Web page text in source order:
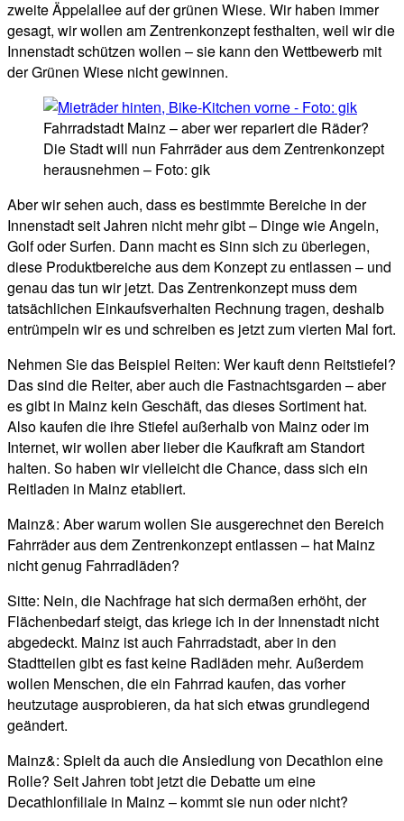
zweite Äppelallee auf der grünen Wiese. Wir haben immer
gesagt, wir wollen am Zentrenkonzept festhalten, weil wir die
Innenstadt schützen wollen – sie kann den Wettbewerb mit
der Grünen Wiese nicht gewinnen.
Fahrradstadt Mainz – aber wer repariert die Räder?
Die Stadt will nun Fahrräder aus dem Zentrenkonzept
herausnehmen – Foto: gik
Aber wir sehen auch, dass es bestimmte Bereiche in der
Innenstadt seit Jahren nicht mehr gibt – Dinge wie Angeln,
Golf oder Surfen. Dann macht es Sinn sich zu überlegen,
diese Produktbereiche aus dem Konzept zu entlassen – und
genau das tun wir jetzt. Das Zentrenkonzept muss dem
tatsächlichen Einkaufsverhalten Rechnung tragen, deshalb
entrümpeln wir es und schreiben es jetzt zum vierten Mal fort.
Nehmen Sie das Beispiel Reiten: Wer kauft denn Reitstiefel?
Das sind die Reiter, aber auch die Fastnachtsgarden – aber
es gibt in Mainz kein Geschäft, das dieses Sortiment hat.
Also kaufen die ihre Stiefel außerhalb von Mainz oder im
Internet, wir wollen aber lieber die Kaufkraft am Standort
halten. So haben wir vielleicht die Chance, dass sich ein
Reitladen in Mainz etabliert.
Mainz&: Aber warum wollen Sie ausgerechnet den Bereich
Fahrräder aus dem Zentrenkonzept entlassen – hat Mainz
nicht genug Fahrradläden?
Sitte: Nein, die Nachfrage hat sich dermaßen erhöht, der
Flächenbedarf steigt, das kriege ich in der Innenstadt nicht
abgedeckt. Mainz ist auch Fahrradstadt, aber in den
Stadtteilen gibt es fast keine Radläden mehr. Außerdem
wollen Menschen, die ein Fahrrad kaufen, das vorher
heutzutage ausprobieren, da hat sich etwas grundlegend
geändert.
Mainz&: Spielt da auch die Ansiedlung von Decathlon eine
Rolle? Seit Jahren tobt jetzt die Debatte um eine
Decathlonfiliale in Mainz – kommt sie nun oder nicht?